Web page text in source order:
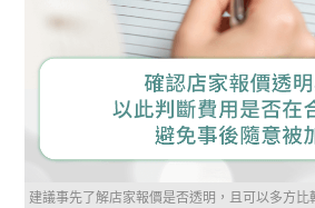
建議事先了解店家報價是否透明，且可以多方比